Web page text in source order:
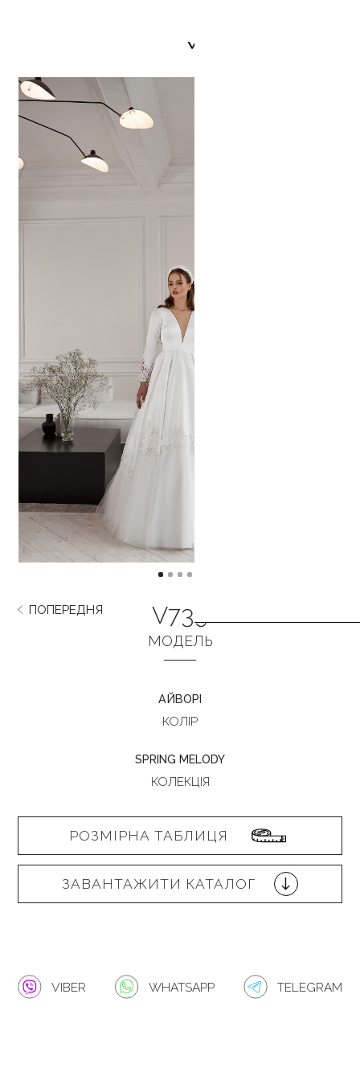
МОДЕЛЬ
V739
ПОПЕРЕДНЯ
КОЛЕКЦІЯ
SPRING MELODY
КОЛІР
АЙВОРІ
РОЗМІРНА ТАБЛИЦЯ
ЗАВАНТАЖИТИ КАТАЛОГ
VIBER WHATSAPP TELEGRAM